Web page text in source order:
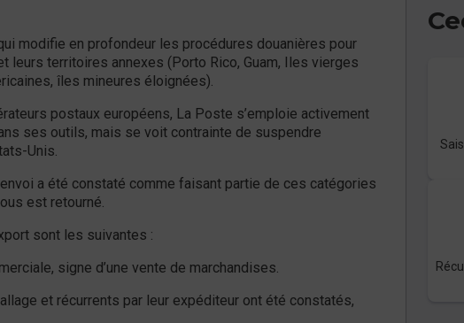
modifie en profondeur les procédures douanières pour
leurs territoires annexes (Porto Rico, Guam, Iles vierges
îles mineures éloignées).
postaux européens, La Poste s’emploie activement
ses outils, mais se voit contrainte de suspendre
Unis.
a été constaté comme faisant partie de ces catégories
est retourné.
sont les suivantes :
signe d’une vente de marchandises.
et récurrents par leur expéditeur ont été constatés,